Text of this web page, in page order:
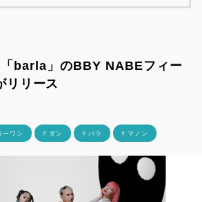
barla」のBBY NABEフィー
リリース
ーワン # ダン # バラ # マノン